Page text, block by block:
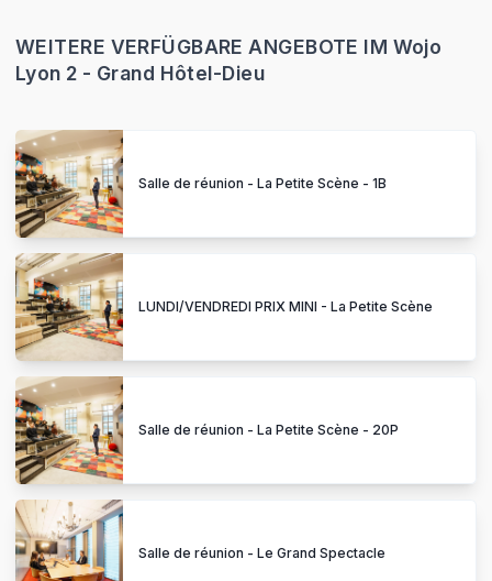
WEITERE VERFÜGBARE ANGEBOTE IM Wojo
Lyon 2 - Grand Hôtel-Dieu
Salle de réunion - La Petite Scène - 1B
LUNDI/VENDREDI PRIX MINI - La Petite Scène
Salle de réunion - La Petite Scène - 20P
Salle de réunion - Le Grand Spectacle